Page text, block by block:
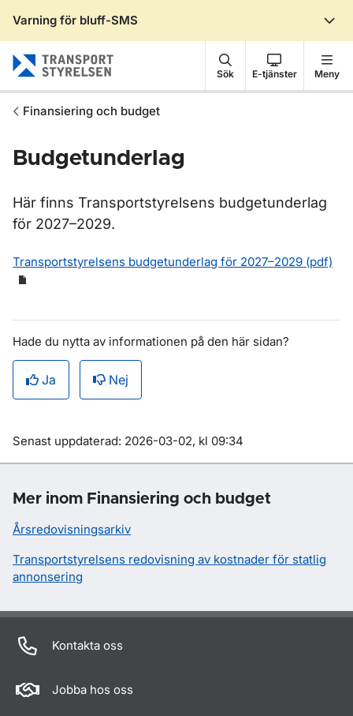
Varning för bluff-SMS
Sök E-tjänster Meny
Finansiering och budget
Budgetunderlag
Här finns Transportstyrelsens budgetunderlag
för 2027–2029.
Transportstyrelsens budgetunderlag för 2027–2029 (pdf)
Hade du nytta av informationen på den här sidan?
Ja Nej
Om sidan
Senast uppdaterad: 2026-03-02, kl 09:34
Mer inom Finansiering och budget
Årsredovisningsarkiv
Transportstyrelsens redovisning av kostnader för statlig
annonsering
Kontakta oss
Jobba hos oss